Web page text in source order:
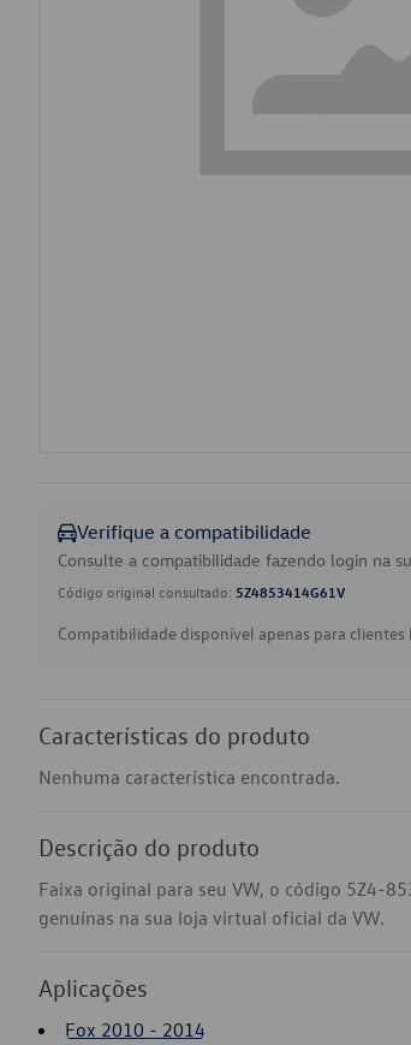
Verifique a compatibilidade
Consulte a compatibilidade fazendo login na
Código original consultado: 5Z4853414G61V
Compatibilidade disponível apenas para clientes
Características do produto
Nenhuma característica encontrada.
Descrição do produto
Faixa original para seu VW, o código 5Z4-
genuínas na sua loja virtual oficial da VW.
Aplicações
Fox 2010 - 2014